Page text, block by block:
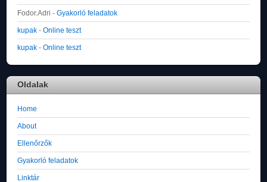
Fodor.Adri -Gyakorló feladatok
kupak -Online teszt
kupak -Online teszt
Oldalak
Home
About
Ellenőrzők
Gyakorló feladatok
Linktár